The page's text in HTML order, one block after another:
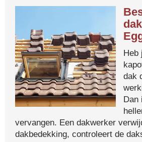
Heb
dak
Dan
vervangen. Een dakwerker
dakbedekking, controleert de